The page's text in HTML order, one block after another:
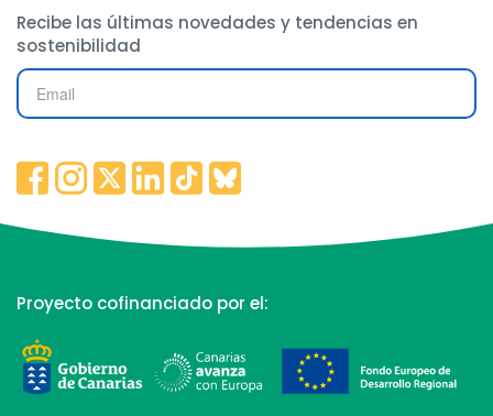
Recibe las últimas novedades y tendencias en
sostenibilidad
Proyecto cofinanciado por el: